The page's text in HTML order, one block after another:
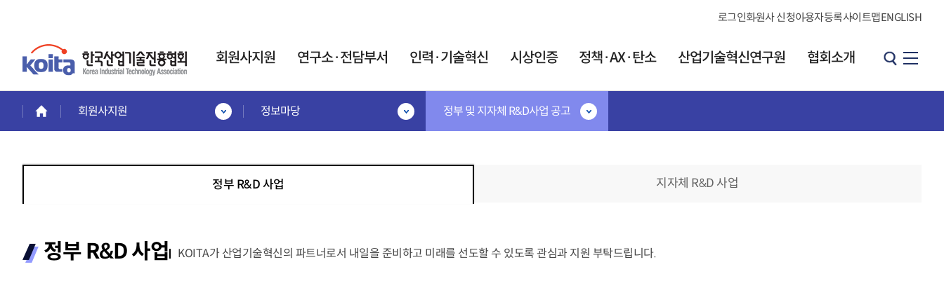
로그인회원사 신청이용자등록사이트맵ENGLISH
회원사지원
회원사지원
회원사 서비스 안내
회원협력기술융합클러스터
교육
교육안내
연구소·전담부서
연구소·전담부서
기업부설연구소
인정제도 운영을 통해,
인력·기술혁신
인력·기술혁신
전략기술 박사후연구원 산학
프로젝트 사업
시상인증
시상인증
IR52 장영실상
우수기업연구소 지정
인증제도
정책·AX·탄소
정책·AX·탄소
미래정보자료실
산업기술혁신연구원
연구원 소개
협회소개
회원사지원 정보마당 정부 및 지자체 R&D사업 공고
정부 R&D 사업 지자체 R&D 사업
정부 R&D 사업 KOITA가 산업기술혁신의 파트너로서 내일을 준비하고 미래를 선도할 수 있도록 관심과 지원 부탁드립니다.